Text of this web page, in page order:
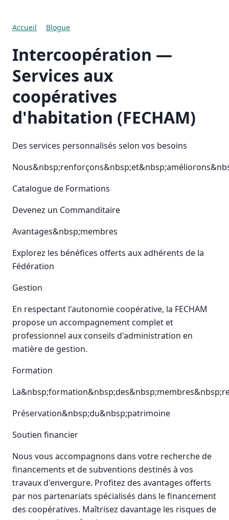
Accueil Blogue
Intercoopération —
Services aux
coopératives
d'habitation (FECHAM)
Des services personnalisés selon vos besoins
Catalogue de Formations
Devenez un Commanditaire
Avantages&nbsp;membres
Explorez les bénéfices offerts aux adhérents de la
Fédération
Gestion
En respectant l'autonomie coopérative, la FECHAM
propose un accompagnement complet et
professionnel aux conseils d'administration en
matière de gestion.
Formation
Préservation&nbsp;du&nbsp;patrimoine
Soutien financier
Nous vous accompagnons dans votre recherche de
financements et de subventions destinés à vos
travaux d'envergure. Profitez des avantages offerts
par nos partenariats spécialisés dans le financement
des coopératives. Maîtrisez davantage les risques de